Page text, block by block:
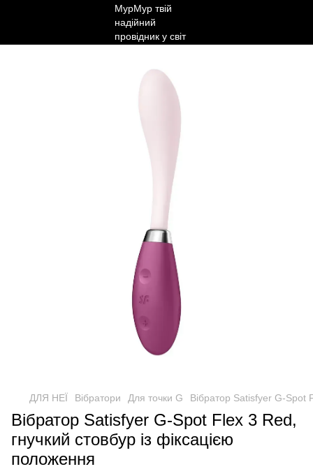
ДЛЯ НЕЇ Вібратори Для точки G Вібратор Satisfyer G-Spot
Вібратор Satisfyer G-Spot Flex 3 Red,
гнучкий стовбур із фіксацією
положення